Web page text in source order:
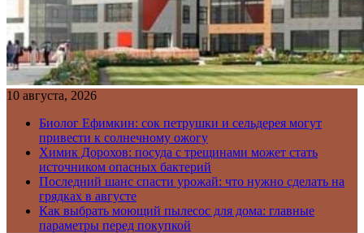
10 августа, 2026
Биолог Ефимкин: сок петрушки и сельдерея могут
привести к солнечному ожогу
Химик Дорохов: посуда с трещинами может стать
источником опасных бактерий
Последний шанс спасти урожай: что нужно сделать на
грядках в августе
Как выбрать моющий пылесос для дома: главные
параметры перед покупкой